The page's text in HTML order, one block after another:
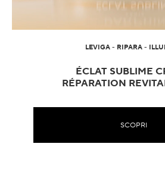
LEVIGA - RIPARA -
ÉCLAT SUBLIME
RÉPARATION
SCOPRI